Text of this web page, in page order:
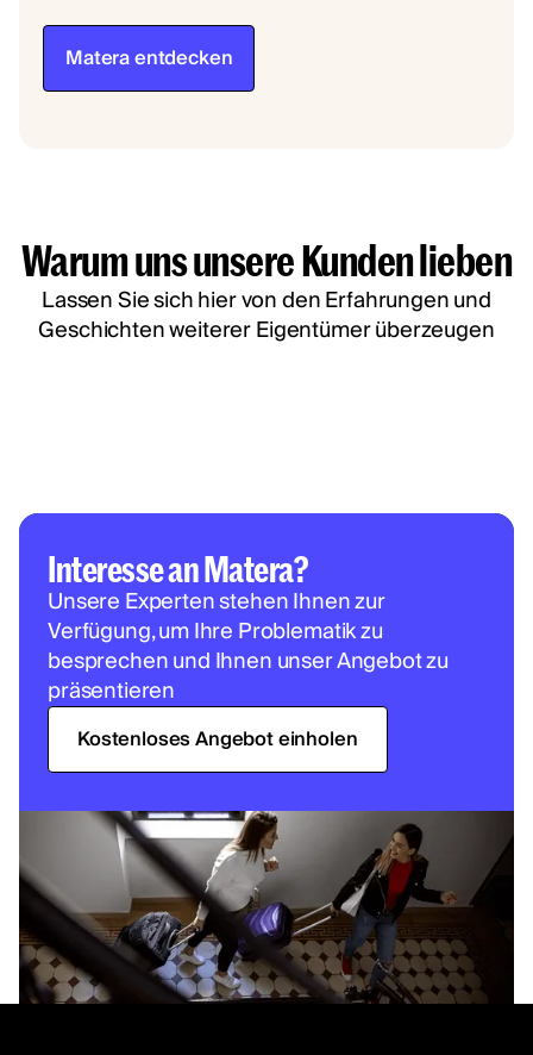
Matera entdecken
Warum uns unsere Kunden lieben
Lassen Sie sich hier von den Erfahrungen und
Geschichten weiterer Eigentümer überzeugen
Interesse an Matera?
Unsere Experten stehen Ihnen zur
Verfügung, um Ihre Problematik zu
besprechen und Ihnen unser Angebot zu
präsentieren
Kostenloses Angebot einholen